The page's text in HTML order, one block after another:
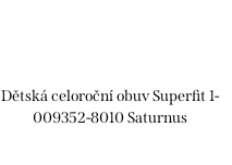
Dětská celoroční obuv Superfit 1-
009352-8010 Saturnus